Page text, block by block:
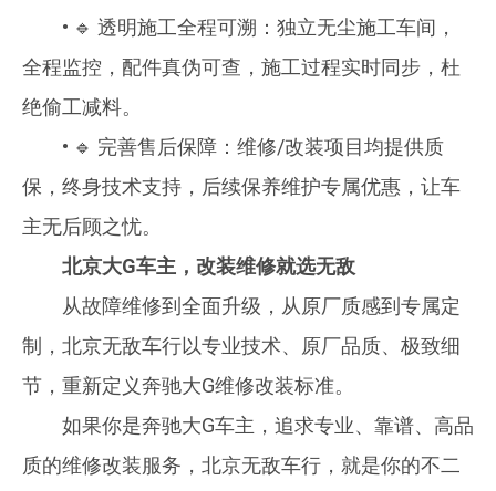
• 🔹 透明施工全程可溯：独立无尘施工车间，
全程监控，配件真伪可查，施工过程实时同步，杜
绝偷工减料。
• 🔹 完善售后保障：维修/改装项目均提供质
保，终身技术支持，后续保养维护专属优惠，让车
主无后顾之忧。
北京大G车主，改装维修就选无敌
从故障维修到全面升级，从原厂质感到专属定
制，北京无敌车行以专业技术、原厂品质、极致细
节，重新定义奔驰大G维修改装标准。
如果你是奔驰大G车主，追求专业、靠谱、高品
质的维修改装服务，北京无敌车行，就是你的不二